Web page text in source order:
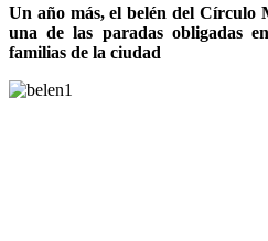
Un año más, el belén del Círculo
una de las paradas obligadas
familias de la ciudad